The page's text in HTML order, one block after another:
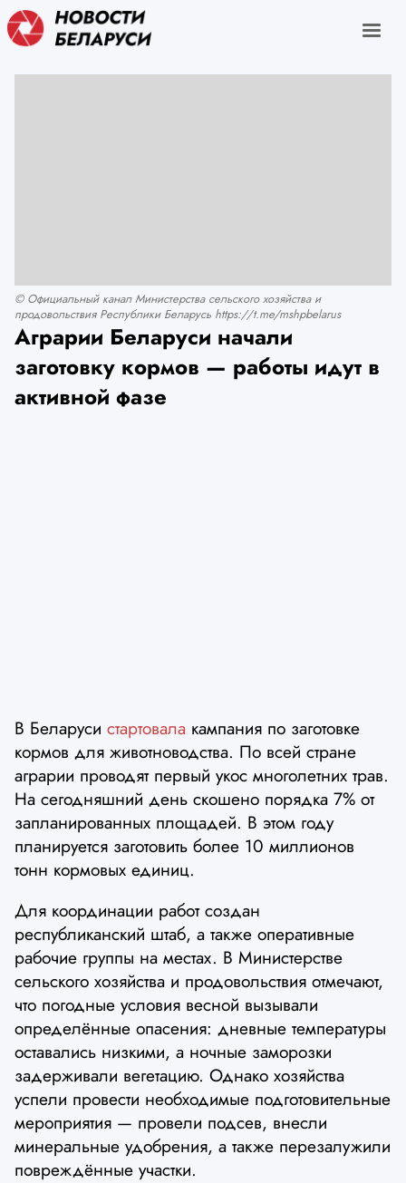
© Официальный канал Министерства сельского хозяйства и
продовольствия Республики Беларусь https://t.me/mshpbelarus
Аграрии Беларуси начали
заготовку кормов — работы идут в
активной фазе
В Беларуси стартовала кампания по заготовке
кормов для животноводства. По всей стране
аграрии проводят первый укос многолетних трав.
На сегодняшний день скошено порядка 7% от
запланированных площадей. В этом году
планируется заготовить более 10 миллионов
тонн кормовых единиц.
Для координации работ создан
республиканский штаб, а также оперативные
рабочие группы на местах. В Министерстве
сельского хозяйства и продовольствия отмечают,
что погодные условия весной вызывали
определённые опасения: дневные температуры
оставались низкими, а ночные заморозки
задерживали вегетацию. Однако хозяйства
успели провести необходимые подготовительные
мероприятия — провели подсев, внесли
минеральные удобрения, а также перезалужили
повреждённые участки.